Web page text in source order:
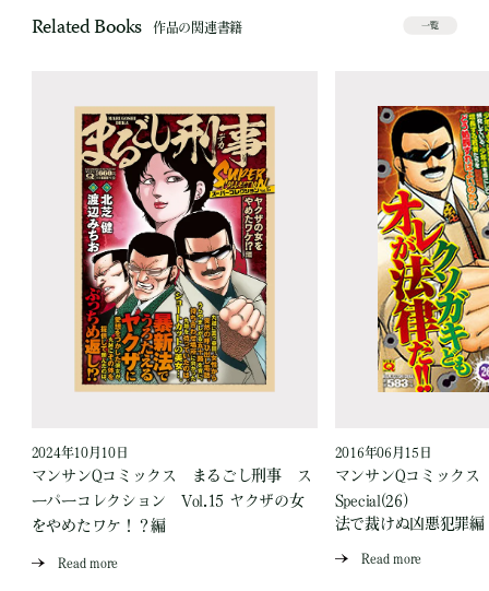
Related Books 作品の関連書籍 一覧
2024年10月10日
マンサンQコミックス まるごし刑事 ス
ーパーコレクション Vol.15 ヤクザの女
をやめたワケ！？編
Read more
2016年06月15日
マンサンQコミック
Special(26)
法で裁けぬ凶悪犯罪編
Read more